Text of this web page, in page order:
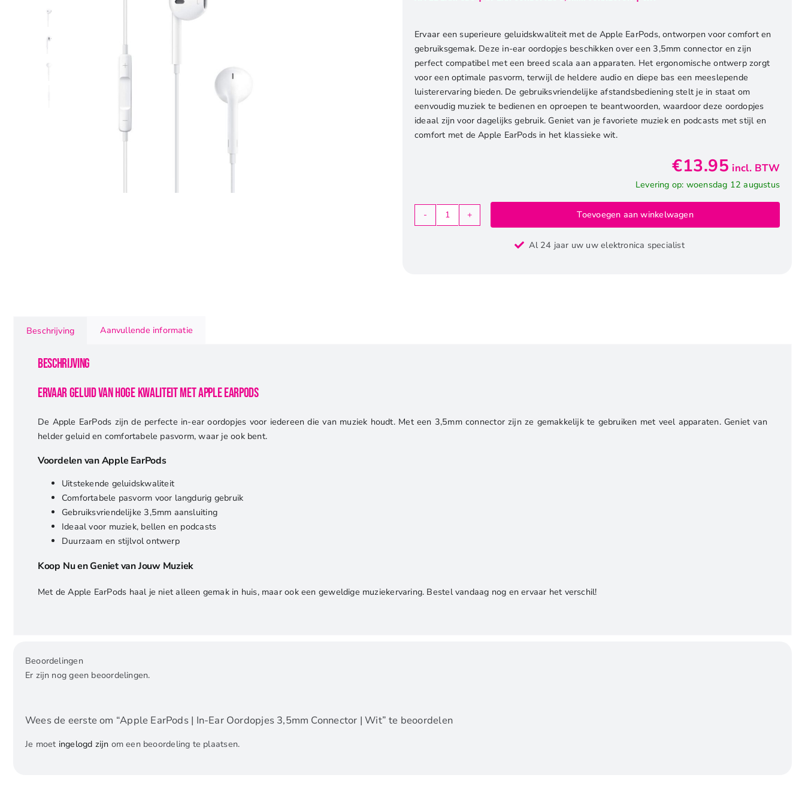
Ervaar een superieure geluidskwaliteit met de Apple EarPods, ontworpen voor comfort en
gebruiksgemak. Deze in-ear oordopjes beschikken over een 3,5mm connector en zijn
perfect compatibel met een breed scala aan apparaten. Het ergonomische ontwerp zorgt
voor een optimale pasvorm, terwijl de heldere audio en diepe bas een meeslepende
luisterervaring bieden. De gebruiksvriendelijke afstandsbediening stelt je in staat om
eenvoudig muziek te bedienen en oproepen te beantwoorden, waardoor deze oordopjes
ideaal zijn voor dagelijks gebruik. Geniet van je favoriete muziek en podcasts met stijl en
comfort met de Apple EarPods in het klassieke wit.
€13.95 incl. BTW
Levering op: woensdag 12 augustus
Apple
Toevoegen aan winkelwagen
Al 24 jaar uw uw elektronica specialist
Beschrijving Aanvullende informatie
Beschrijving
Ervaar Geluid van Hoge Kwaliteit met Apple EarPods
De Apple EarPods zijn de perfecte in-ear oordopjes voor iedereen die van muziek houdt. Met een 3,5mm connector zijn ze gemakkelijk te gebruiken met veel apparaten. Geniet van
helder geluid en comfortabele pasvorm, waar je ook bent.
Voordelen van Apple EarPods
Uitstekende geluidskwaliteit
Comfortabele pasvorm voor langdurig gebruik
Gebruiksvriendelijke 3,5mm aansluiting
Ideaal voor muziek, bellen en podcasts
Duurzaam en stijlvol ontwerp
Koop Nu en Geniet van Jouw Muziek
Met de Apple EarPods haal je niet alleen gemak in huis, maar ook een geweldige muziekervaring. Bestel vandaag nog en ervaar het verschil!
Beoordelingen
Er zijn nog geen beoordelingen.
Wees de eerste om “Apple EarPods | In-Ear Oordopjes 3,5mm Connector | Wit” te beoordelen
Je moet ingelogd zijn om een beoordeling te plaatsen.